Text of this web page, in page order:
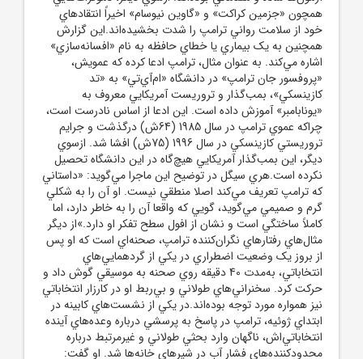
همچون «جزمين کراکت» و «گاوين نيوسام» اخيراً انتقادهاي
خود از سلامت رواني ترامپ را شدت بخشيده‌اند.اين گزارش
همچنين به يک بيماري يا خطاي حافظه به نام «افسانه‌سازي»
اشاره مي‌کند. به عنوان مثال، ترامپ ادعا کرده که عمويش،
«پروفسور جان ترامپ» در دانشگاه «ام‌آي‌تي» به «تد
کازينسکي»، بمب‌گذار و تروريست آمريکايي معروف به
«يونابامبر» آموزش داده است. اين ادعا از اساس نادرست است،
چراکه عموي ترامپ در سال 1985 (64ش) درگذشت و جرايم
تروريستي کازينسکي در سال 1996 (75ش) افشا شد. ازسوي
ديگر، اين بمب‌گذار آمريکايي هيچ‌گاه در اين دانشگاه تحصيل
نکرده است.هري سيگل در توضيح اين ماجرا مي‌گويد: «داستاني
که ترامپ تعريف مي‌کند اصلا منطقي نيست. او آن را به شکلي
گرم و صميمي مي‌گويد، گويي که واقعا آن را به خاطر دارد، اما
کاملاً ساختگي است و نشان از افول سطح تفکر او دارد.»از ديگر
مثال‌هاي رفتارهاي نگران‌کننده ترامپ، صحنه‌اي است که او پس
از بروز يک وضعيت اضطراري در يکي از گردهمايي‌هاي
انتخاباتي، به‌مدت 40 دقيقه روي صحنه به موسيقي گوش داد و
حرکت کرد. سخنراني‌هاي طولاني و بي‌ربط او در کارزار انتخاباتي
نيز همواره مورد توجه بوده‌اند.در يکي از نشست‌هاي کابينه در
ابتداي ژوئيه، ترامپ در پاسخ به پرسشي درباره وعده‌هاي آينده
انتخاباتي‌اش، ناگهان وارد بحثي طولاني و غيرمرتبط درباره
محدودکننده‌هاي فشار آب در شيرهاي خانه‌ها شد. او گفت: